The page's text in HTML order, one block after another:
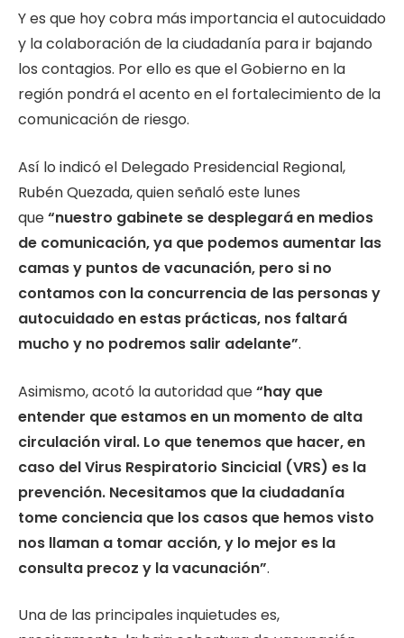
Y es que hoy cobra más importancia el autocuidado
y la colaboración de la ciudadanía para ir bajando
los contagios. Por ello es que el Gobierno en la
región pondrá el acento en el fortalecimiento de la
comunicación de riesgo.
Así lo indicó el Delegado Presidencial Regional,
Rubén Quezada, quien señaló este lunes
que“nuestro gabinete se desplegará en medios
de comunicación, ya que podemos aumentar las
camas y puntos de vacunación, pero si no
contamos con la concurrencia de las personas y
autocuidado en estas prácticas, nos faltará
mucho y no podremos salir adelante”.
Asimismo, acotó la autoridad que“hay que
entender que estamos en un momento de alta
circulación viral. Lo que tenemos que hacer, en
caso del Virus Respiratorio Sincicial (VRS) es la
prevención. Necesitamos que la ciudadanía
tome conciencia que los casos que hemos visto
nos llaman a tomar acción, y lo mejor es la
consulta precoz y la vacunación”.
Una de las principales inquietudes es,